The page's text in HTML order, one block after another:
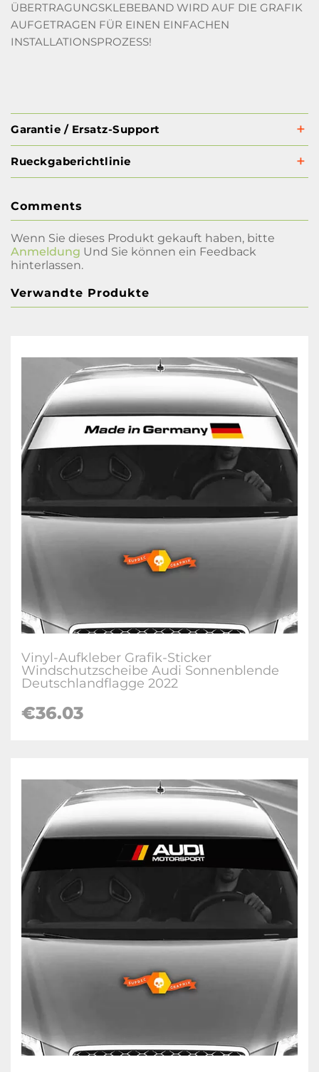
ÜBERTRAGUNGSKLEBEBAND WIRD AUF DIE GRAFIK
AUFGETRAGEN FÜR EINEN EINFACHEN
INSTALLATIONSPROZESS!
Garantie / Ersatz-Support
Rueckgaberichtlinie
Comments
Wenn Sie dieses Produkt gekauft haben, bitte
Anmeldung Und Sie können ein Feedback
hinterlassen.
Verwandte Produkte
Vinyl-Aufkleber Grafik-Sticker
Windschutzscheibe Audi Sonnenblende
Deutschlandflagge 2022
€36.03